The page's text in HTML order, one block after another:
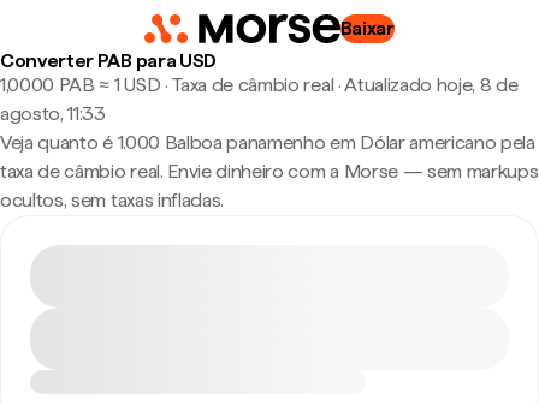
Baixar
Converter PAB para USD
1,0000 PAB ≈ 1 USD · Taxa de câmbio real ·Atualizado hoje, 8 de
agosto, 11:33
Veja quanto é 1.000 Balboa panamenho em Dólar americano pela
taxa de câmbio real. Envie dinheiro com a Morse — sem markups
ocultos, sem taxas infladas.